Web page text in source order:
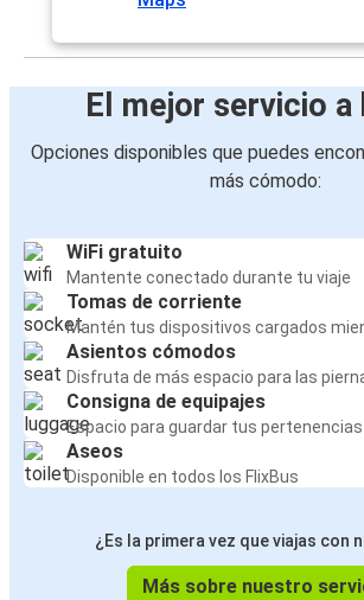
El mejor servicio a
Opciones disponibles que puedes
más cómodo:
WiFi gratuito
Mantente conectado durante tu viaje
Tomas de corriente
Mantén tus dispositivos cargados
Asientos cómodos
Disfruta de más espacio para las
Consigna de equipajes
Espacio para guardar tus
Aseos
Disponible en todos los FlixBus
¿Es la primera vez que viajas con
Más sobre nuestro